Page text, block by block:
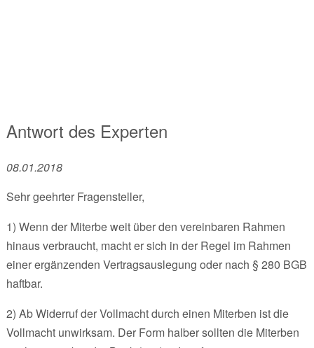
Antwort des Experten
08.01.2018
Sehr geehrter Fragensteller,
1) Wenn der Miterbe weit über den vereinbaren Rahmen
hinaus verbraucht, macht er sich in der Regel im Rahmen
einer ergänzenden Vertragsauslegung oder nach § 280 BGB
haftbar.
2) Ab Widerruf der Vollmacht durch einen Miterben ist die
Vollmacht unwirksam. Der Form halber sollten die Miterben